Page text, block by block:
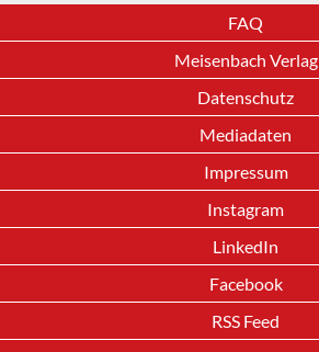
FAQ
Meisenbach Verlag
Datenschutz
Mediadaten
Impressum
Instagram
LinkedIn
Facebook
RSS Feed